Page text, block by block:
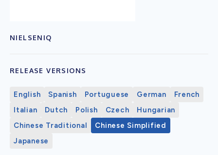
NIELSENIQ
RELEASE VERSIONS
English Spanish Portuguese German
French
Italian
Dutch Polish Czech
Hungarian
Chinese Traditional
Chinese Simplified
Japanese